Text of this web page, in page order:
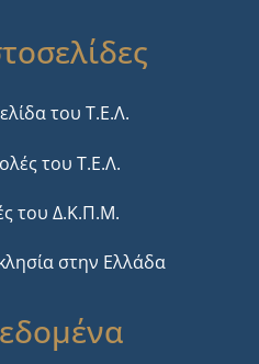
του Τ.Ε.Λ.
του Τ.Ε.Λ.
του Δ.Κ.Π.Μ.
στην Ελλάδα